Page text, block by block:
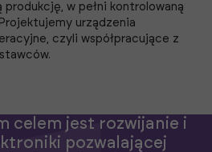
w pełni kontrolowaną
urządzenia
czyli współpracujące z
celem jest rozwijanie i
pozwalającej